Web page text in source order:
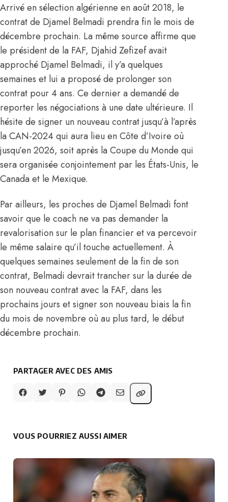
Arrivé en sélection algérienne en août 2018, le
contrat de Djamel Belmadi prendra fin le mois de
décembre prochain. La même source affirme que
le président de la FAF, Djahid Zefizef avait
approché Djamel Belmadi, il y’a quelques
semaines et lui a proposé de prolonger son
contrat pour 4 ans. Ce dernier a demandé de
reporter les négociations à une date ultérieure. Il
hésite de signer un nouveau contrat jusqu’à l’après
la CAN-2024 qui aura lieu en Côte d’Ivoire où
jusqu’en 2026, soit après la Coupe du Monde qui
sera organisée conjointement par les États-Unis, le
Canada et le Mexique.
Par ailleurs, les proches de Djamel Belmadi font
savoir que le coach ne va pas demander la
revalorisation sur le plan financier et va percevoir
le même salaire qu’il touche actuellement. À
quelques semaines seulement de la fin de son
contrat, Belmadi devrait trancher sur la durée de
son nouveau contrat avec la FAF, dans les
prochains jours et signer son nouveau biais la fin
du mois de novembre où au plus tard, le début
décembre prochain.
PARTAGER AVEC DES AMIS
VOUS POURRIEZ AUSSI AIMER